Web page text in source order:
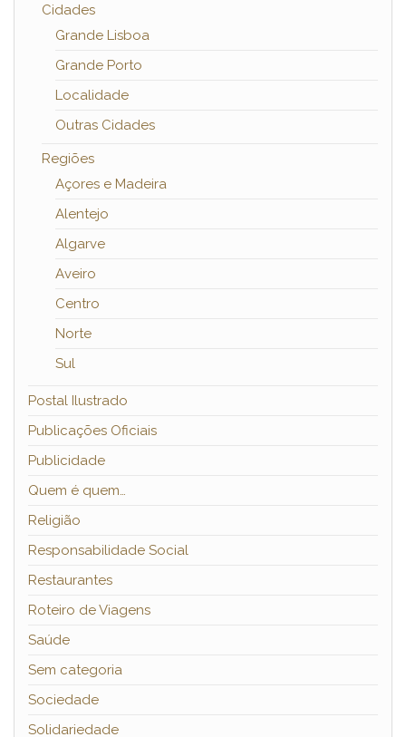
Cidades
Grande Lisboa
Grande Porto
Localidade
Outras Cidades
Regiões
Açores e Madeira
Alentejo
Algarve
Aveiro
Centro
Norte
Sul
Postal Ilustrado
Publicações Oficiais
Publicidade
Quem é quem…
Religião
Responsabilidade Social
Restaurantes
Roteiro de Viagens
Saúde
Sem categoria
Sociedade
Solidariedade